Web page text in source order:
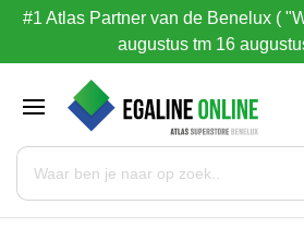
#1 Atlas Partner van de Benelux (
augustus tm 16